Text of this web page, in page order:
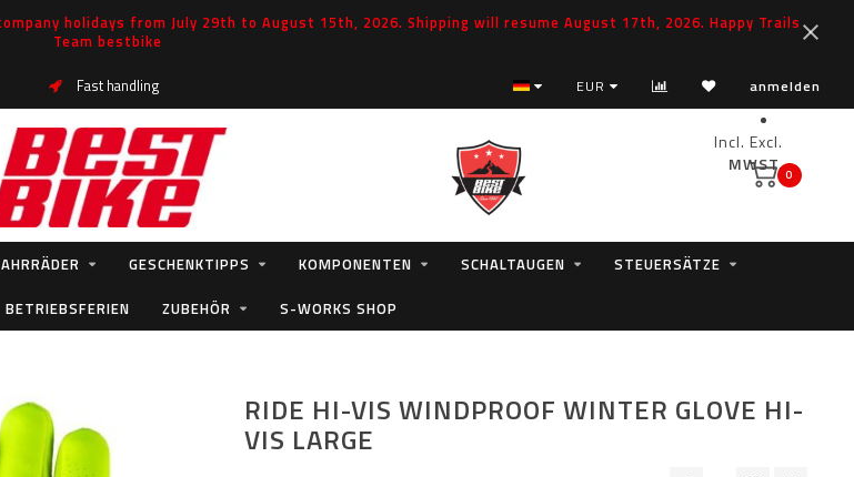
holidays from July 29th to August 15th, 2026. Shipping will resume August 17th, 2026. Happy Trails
Team bestbike
Fast handling EUR anmelden
Incl. Excl.
MWST.0
GESCHENKTIPPS KOMPONENTEN SCHALTAUGEN
STEUERSÄTZE
BETRIEBSFERIEN ZUBEHÖR S-WORKS SHOP
RIDE HI-VIS WINDPROOF WINTER GLOVE HI-
VIS LARGE